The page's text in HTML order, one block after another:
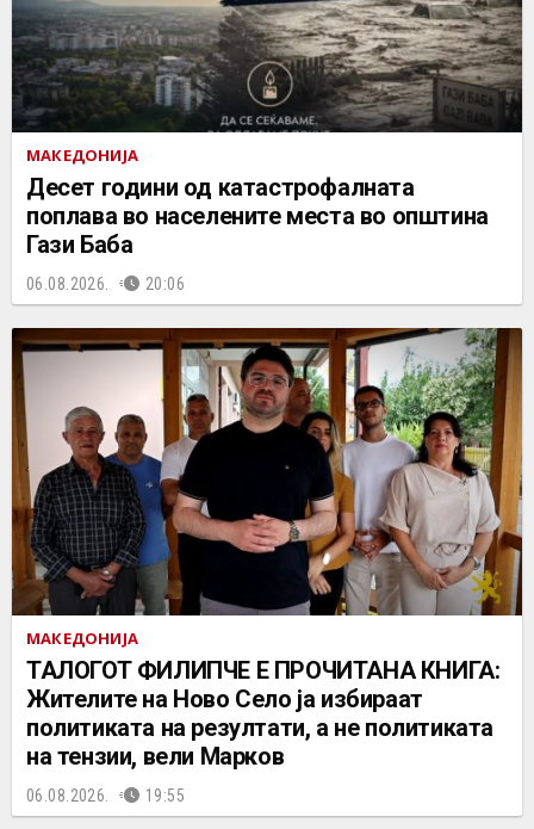
МАКЕДОНИЈА
Десет години од катастрофалната
поплава во населените места во општина
Гази Баба
06.08.2026. 20:06
МАКЕДОНИЈА
ТАЛОГОТ ФИЛИПЧЕ Е ПРОЧИТАНА КНИГА:
Жителите на Ново Село ја избираат
политиката на резултати, а не политиката
на тензии, вели Марков
06.08.2026. 19:55